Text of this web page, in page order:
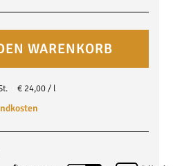
WARENKORB
€ 24,00/ l